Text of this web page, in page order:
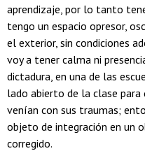
aprendizaje, por lo tanto
tengo un espacio opresor,
el exterior, sin condiciones
voy a tener calma ni
dictadura, en una de las
lado abierto de la clase
venían con sus traumas;
objeto de integración en un
corregido.